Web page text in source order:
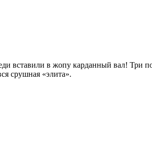
вставили в жопу карданный вал! Три
срушная «элита».